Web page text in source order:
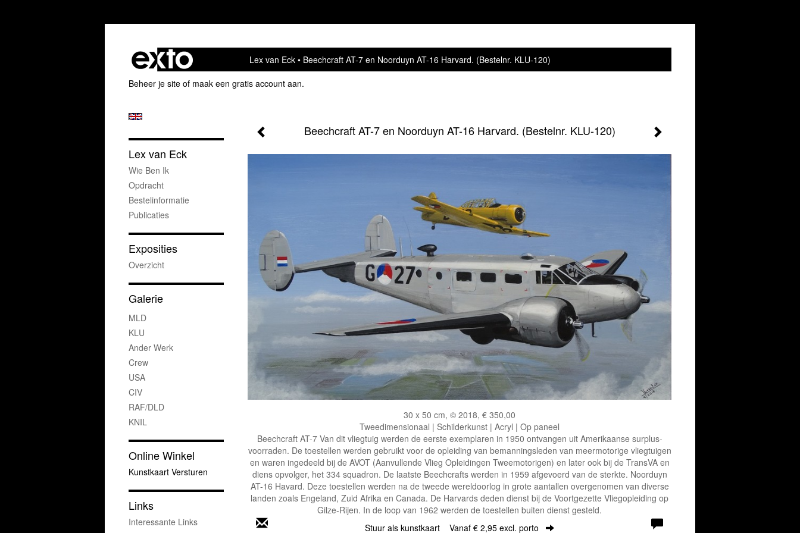
Lex van Eck
Beechcraft AT-7 en Noorduyn AT-16 Harvard. (Bestelnr. KLU-120)
Beheer je site of maak een gratis account aan.
Beechcraft AT-7 en Noorduyn AT-16 Harvard. (Bestelnr. KLU-120)
30 x 50 cm, © 2018, € 350,00
Tweedimensionaal | Schilderkunst | Acryl | Op paneel
Beechcraft AT-7 Van dit vliegtuig werden de eerste exemplaren in 1950 ontvangen uit Amerikaanse surplus-
voorraden. De toestellen werden gebruikt voor de opleiding van bemanningsleden van meermotorige vliegtuigen
en waren ingedeeld bij de AVOT (Aanvullende Vlieg Opleidingen Tweemotorigen) en later ook bij de TransVA en
diens opvolger, het 334 squadron. De laatste Beechcrafts werden in 1959 afgevoerd van de sterkte. Noorduyn
AT-16 Havard. Deze toestellen werden na de tweede wereldoorlog in grote aantallen overgenomen van diverse
landen zoals Engeland, Zuid Afrika en Canada. De Harvards deden dienst bij de Voortgezette Vliegopleiding op
Gilze-Rijen. In de loop van 1962 werden de toestellen buiten dienst gesteld.
Stuur als kunstkaart Vanaf € 2,95 excl. porto
Lex van Eck
Wie Ben Ik
Opdracht
Bestelinformatie
Publicaties
Exposities
Overzicht
Galerie
MLD
KLU
Ander Werk
Crew
USA
CIV
RAF/DLD
KNIL
Online Winkel
Kunstkaart Versturen
Links
Interessante Links